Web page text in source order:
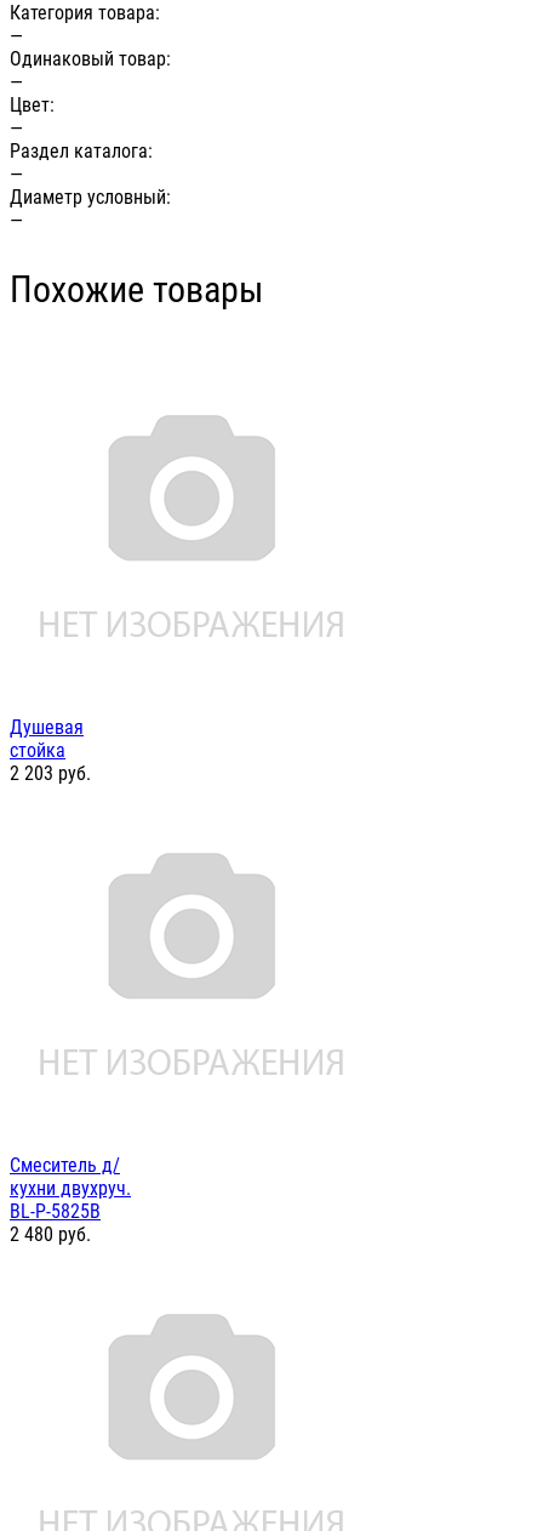
Категория товара:
—
Одинаковый товар:
—
Цвет:
—
Раздел каталога:
—
Диаметр условный:
—
Похожие товары
Душевая
стойка
2 203 руб.
Смеситель д/
кухни двухруч.
BL-P-5825B
2 480 руб.